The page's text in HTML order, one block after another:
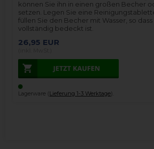
können Sie ihn in einen großen Becher
setzen. Legen Sie eine
füllen Sie den Becher mit Wasser, so
vollständig bedeckt ist.
26,95 EUR
Lagerware (Lieferung 1-3 Werktage).